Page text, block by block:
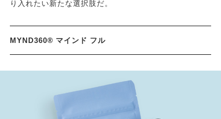
り入れたい新たな選択肢だ。
MYND360® マインド フル